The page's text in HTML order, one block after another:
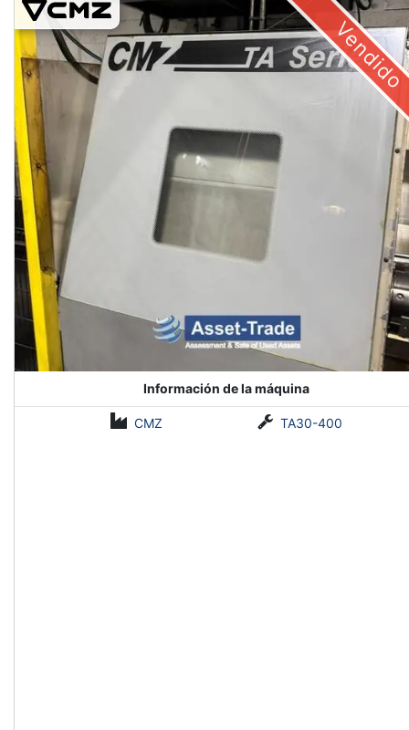
Vendido
Información de la máquina
CMZ TA30-400